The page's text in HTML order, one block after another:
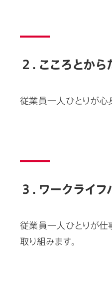
２．こころとか
従業員一人ひとりが心
３．ワークライ
従業員一人ひとりが仕
取り組みます。